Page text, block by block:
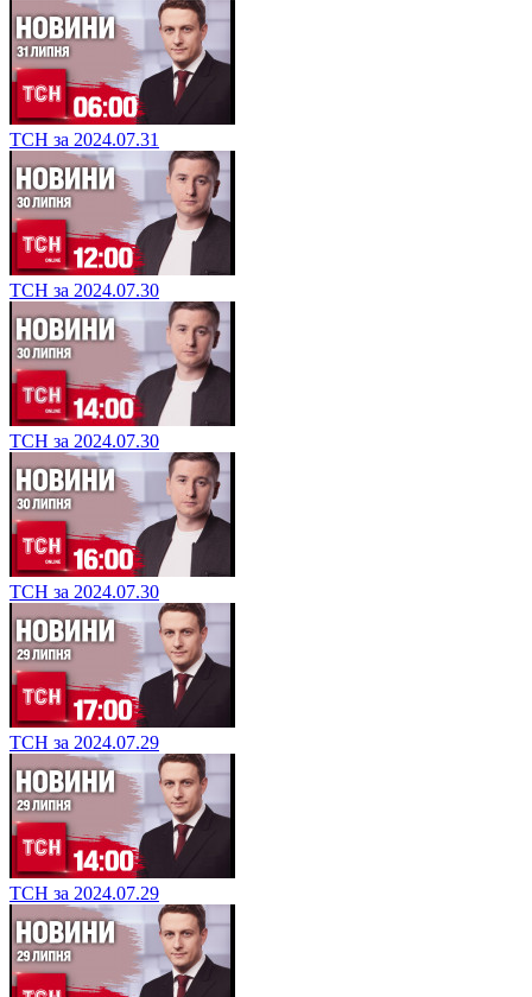
ТСН за 2024.07.31
ТСН за 2024.07.30
ТСН за 2024.07.30
ТСН за 2024.07.30
ТСН за 2024.07.29
ТСН за 2024.07.29